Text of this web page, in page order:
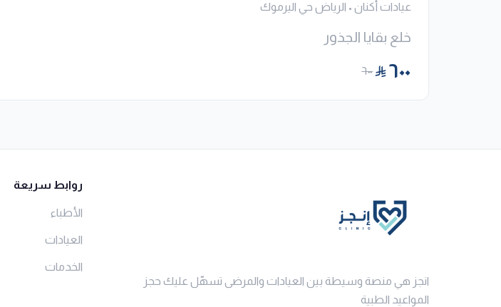
عيادات أكنان• الرياض حي اليرموك
خلع بقايا الجذور
٦٠٠ ٦٠٠
انجز هي منصة وسيطة بين العيادات والمرضى تسهّل عليك حجز
المواعيد الطبية
روابط سريعة
الأطباء
العيادات
الخدمات